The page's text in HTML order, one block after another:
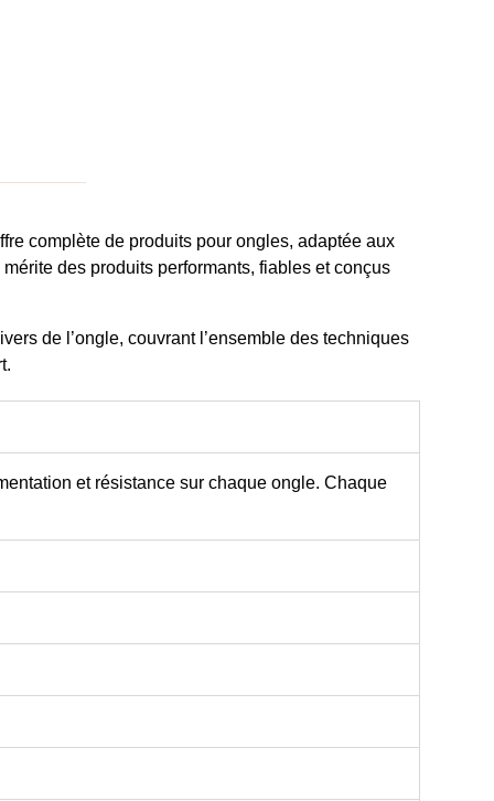
complète de produits pour ongles, adaptée aux
mérite des produits performants, fiables et conçus
de l’ongle, couvrant l’ensemble des techniques
et résistance sur chaque ongle. Chaque